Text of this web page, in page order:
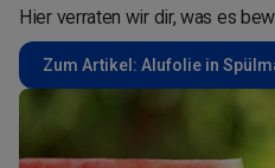
Hier verraten wir dir, was es
Zum Artikel: Alufolie in